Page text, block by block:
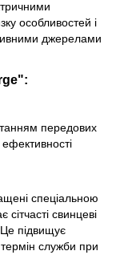
особливостей і
джерелами
передових
спеціальною
свинцеві
Це підвищує
термін служби при